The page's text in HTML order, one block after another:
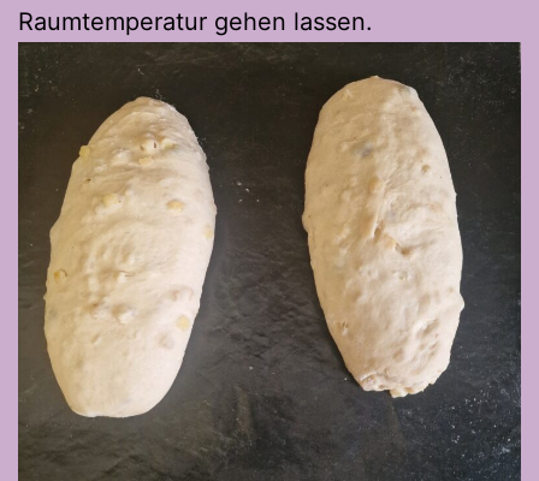
Raumtemperatur gehen lassen.